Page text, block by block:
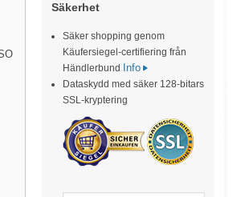
Säkerhet
Säker shopping genom
Käufersiegel-certifiering från
Händlerbund
Info
Dataskydd med säker 128-bitars
SSL-kryptering